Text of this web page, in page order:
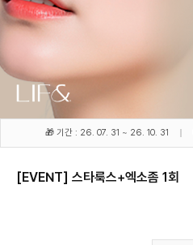
🎁 기간 : 26. 07. 31 ~ 26. 10. 31
[EVENT] 스타룩스+엑소좀 1회